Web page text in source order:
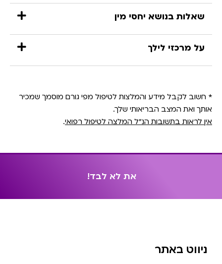
שאלות בנושא יחסי מין
על מרכזי לילך
* חשוב לקבל מידע והמלצות לטיפול מפי גורם מוסמך שמכיר
אותך ואת המצב הבריאותי שלך.
אין לראות בתשובות הנ״ל המלצה לטיפול רפואי.
את לא לבד!
ניווט באתר